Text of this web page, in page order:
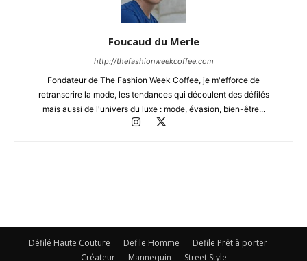
Foucaud du Merle
http://thefashionweekcoffee.com
Fondateur de The Fashion Week Coffee, je m'efforce de
retranscrire la mode, les tendances qui découlent des défilés
mais aussi de l'univers du luxe : mode, évasion, bien-être...
Défilé Haute Couture Defile Homme
Defile Prêt à porter
Créateur
Mannequin Street Style